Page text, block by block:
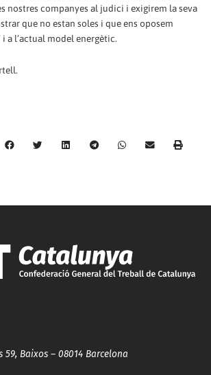
nostres companyes al judici i exigirem la seva
que no estan soles i que ens oposem
a l’actual model energètic.
59, Baixos – 08014 Barcelona